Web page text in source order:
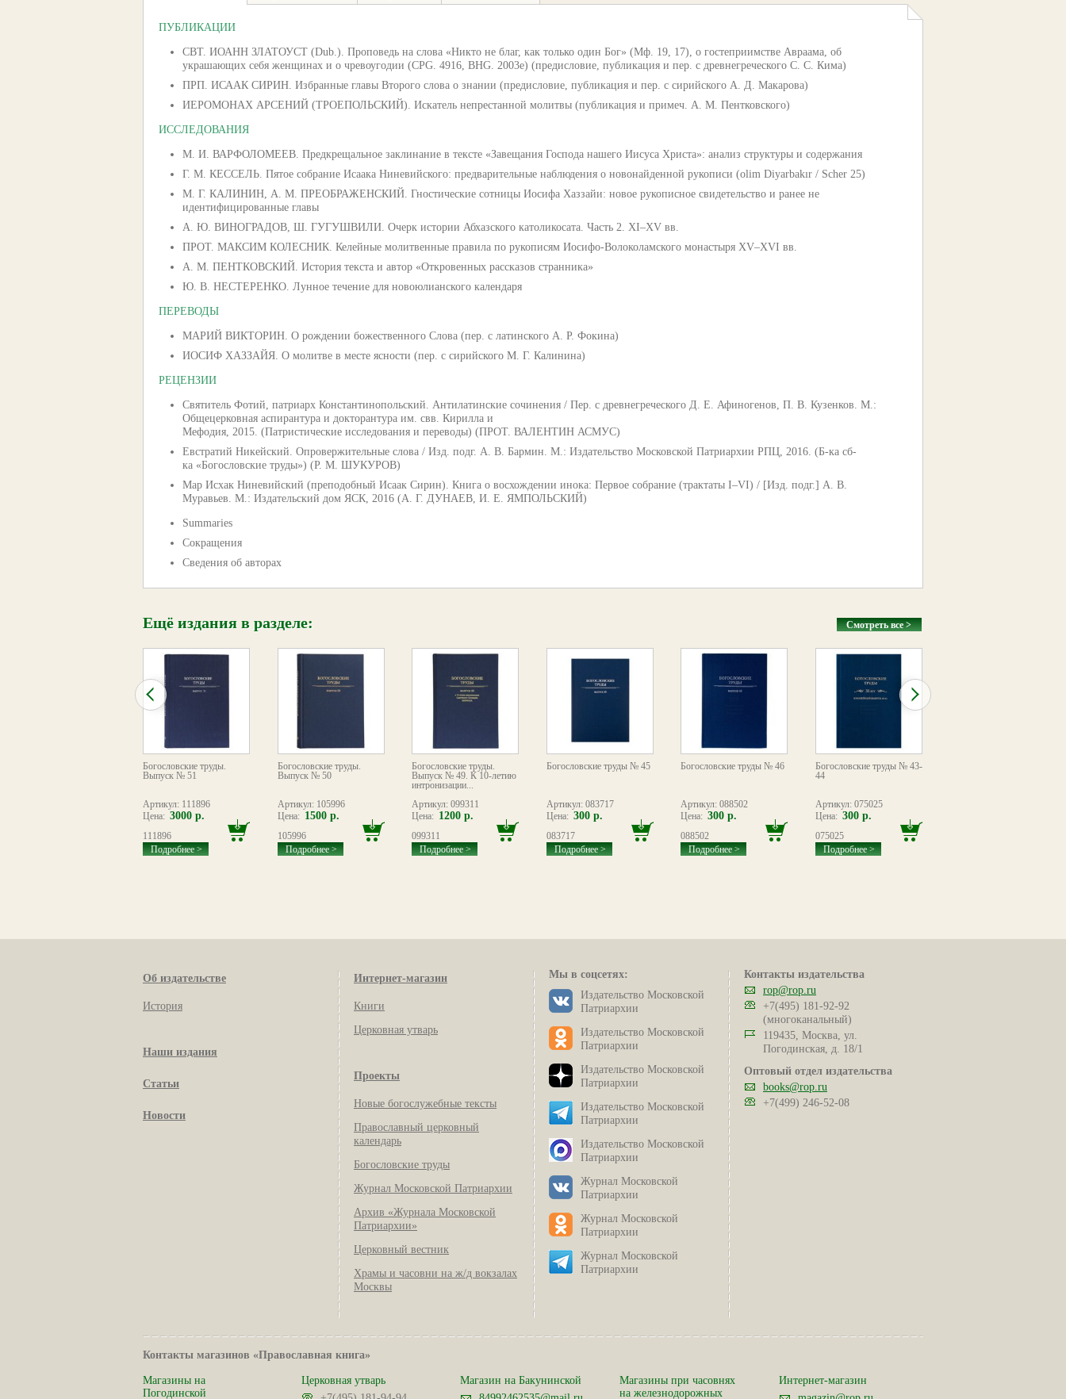
ПУБЛИКАЦИИ
СВТ. ИОАНН ЗЛАТОУСТ (Dub.). Проповедь на слова «Никто не благ, как только один Бог» (Мф. 19, 17), о гостеприимстве Авраама, об
украшающих себя женщинах и о чревоугодии (CPG. 4916, BHG. 2003e) (предисловие, публикация и пер. с древнегреческого С. С. Кима)
ПРП. ИСААК СИРИН. Избранные главы Второго слова о знании (предисловие, публикация и пер. с сирийского А. Д. Макарова)
ИЕРОМОНАХ АРСЕНИЙ (ТРОЕПОЛЬСКИЙ). Искатель непрестанной молитвы (публикация и примеч. А. М. Пентковского)
ИССЛЕДОВАНИЯ
М. И. ВАРФОЛОМЕЕВ. Предкрещальное заклинание в тексте «Завещания Господа нашего Иисуса Христа»: анализ структуры и содержания
Г. М. КЕССЕЛЬ. Пятое собрание Исаака Ниневийского: предварительные наблюдения о новонайденной рукописи (olim Diyarbakır / Scher 25)
М. Г. КАЛИНИН, А. М. ПРЕОБРАЖЕНСКИЙ. Гностические сотницы Иосифа Хаззайи: новое рукописное свидетельство и ранее не
идентифицированные главы
А. Ю. ВИНОГРАДОВ, Ш. ГУГУШВИЛИ. Очерк истории Абхазского католикосата. Часть 2. XI–XV вв.
ПРОТ. МАКСИМ КОЛЕСНИК. Келейные молитвенные правила по рукописям Иосифо-Волоколамского монастыря XV–XVI вв.
А. М. ПЕНТКОВСКИЙ. История текста и автор «Откровенных рассказов странника»
Ю. В. НЕСТЕРЕНКО. Лунное течение для новоюлианского календаря
ПЕРЕВОДЫ
МАРИЙ ВИКТОРИН. О рождении божественного Слова (пер. с латинского А. Р. Фокина)
ИОСИФ ХАЗЗАЙЯ. О молитве в месте ясности (пер. с сирийского М. Г. Калинина)
РЕЦЕНЗИИ
Святитель Фотий, патриарх Константинопольский. Антилатинские сочинения / Пер. с древнегреческого Д. Е. Афиногенов, П. В. Кузенков. М.:
Общецерковная аспирантура и докторантура им. свв. Кирилла и
Мефодия, 2015. (Патристические исследования и переводы) (ПРОТ. ВАЛЕНТИН АСМУС)
Евстратий Никейский. Опровержительные слова / Изд. подг. А. В. Бармин. М.: Издательство Московской Патриархии РПЦ, 2016. (Б-ка сб-
ка «Богословские труды») (Р. М. ШУКУРОВ)
Мар Исхак Ниневийский (преподобный Исаак Сирин). Книга о восхождении инока: Первое собрание (трактаты I–VI) / [Изд. подг.] А. В.
Муравьев. М.: Издательский дом ЯСК, 2016 (А. Г. ДУНАЕВ, И. Е. ЯМПОЛЬСКИЙ)
Summaries
Сокращения
Сведения об авторах
Смотреть все >
Ещё издания в разделе:
Богословские труды.
Выпуск № 51
Артикул: 111896
Цена: 3000 р.
111896
Подробнее >
Богословские труды.
Выпуск № 50
Артикул: 105996
Цена: 1500 р.
105996
Подробнее >
Богословские труды.
Выпуск № 49. К 10-летию
интронизации...
Артикул: 099311
Цена: 1200 р.
099311
Подробнее >
Богословские труды № 45
Артикул: 083717
Цена: 300 р.
083717
Подробнее >
Богословские труды № 46
Артикул: 088502
Цена: 300 р.
088502
Подробнее >
Богословские труды № 43-
44
Артикул: 075025
Цена: 300 р.
075025
Подробнее >
Об издательстве
История
Наши издания
Статьи
Новости
Интернет-магазин
Книги
Церковная утварь
Проекты
Новые богослужебные тексты
Православный церковный
календарь
Богословские труды
Журнал Московской Патриархии
Архив «Журнала Московской
Патриархии»
Церковный вестник
Храмы и часовни на ж/д вокзалах
Москвы
Мы в соцсетях:
Издательство Московской
Патриархии
Издательство Московской
Патриархии
Издательство Московской
Патриархии
Издательство Московской
Патриархии
Издательство Московской
Патриархии
Журнал Московской
Патриархии
Журнал Московской
Патриархии
Журнал Московской
Патриархии
Контакты издательства
rop@rop.ru
+7(495) 181-92-92
(многоканальный)
119435, Москва, ул.
Погодинская, д. 18/1
Оптовый отдел издательства
books@rop.ru
+7(499) 246-52-08
Контакты магазинов «Православная книга»
Магазины на
Погодинской
Церковная утварь
Магазин на Бакунинской
Магазины при часовнях
на железнодорожных
Интернет-магазин